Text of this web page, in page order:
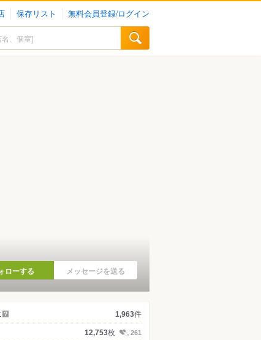
保存リスト 無料会員登録/ログイン
ローする メッセージを送る
？ 1,963件
12,753枚 261